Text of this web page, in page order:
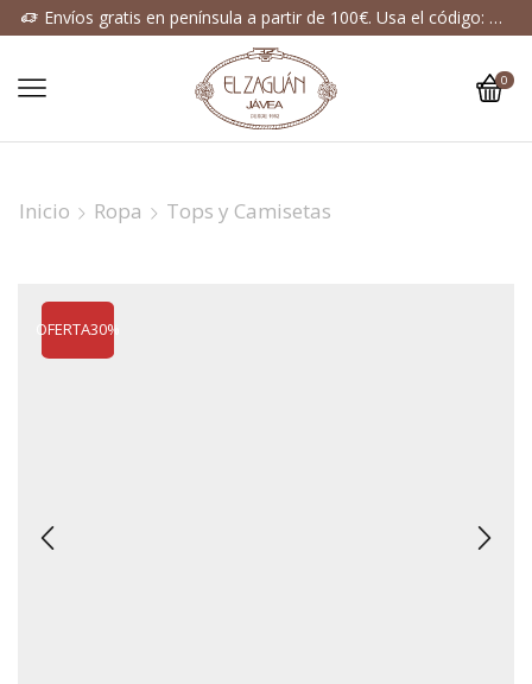
Envíos gratis en península a partir de 100€. Usa el código: ENVIOGRATIS
0
Inicio Ropa Tops y Camisetas
OFERTA30%